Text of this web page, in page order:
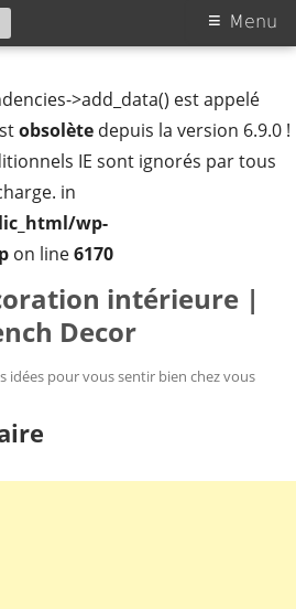
>add_data() est appelé
obsolète depuis la version 6.9.0 !
IE sont ignorés par tous
in
wp-
on line6170
intérieure |
Decor
idées pour vous sentir bien chez vous
Menu
Rechercher :